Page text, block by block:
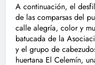
A continuación, el
de las comparsas del
calle alegría, color y
batucada de la
y el grupo de
huertana El Celemín,